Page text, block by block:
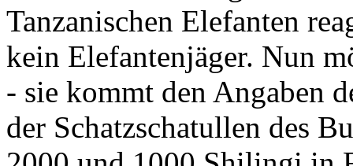
Tanzanischen Elefanten
kein Elefantenjäger. Nun
- sie kommt den Angaben
der Schatzschatullen des